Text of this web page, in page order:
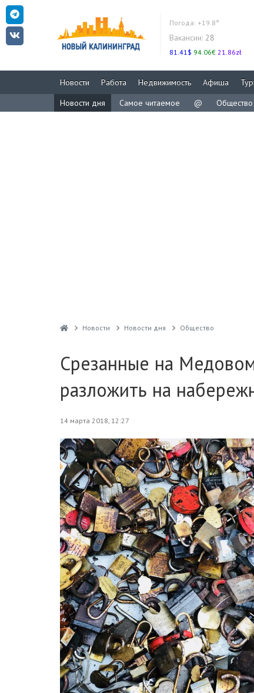
Погода: +19.8°
Вакансии: 28
81.41$ 94.06€ 21.86zł
Новости Работа Недвижимость Афиша
Новости дня
Самое читаемое @ Общество
Новости Новости дня Общество
Срезанные на
разложить на
14 марта 2018, 12:27